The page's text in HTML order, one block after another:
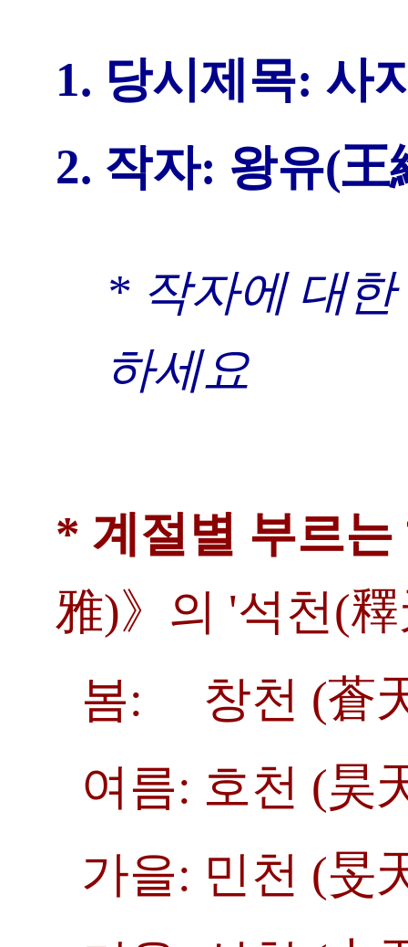
1. 당시제목: 사
2. 작자: 왕유(王
* 작자에 대
하세요
* 계절별 부르는
雅)》의 '석천(
봄: 창천 (蒼
여름: 호천 (昊
가을: 민천 (旻